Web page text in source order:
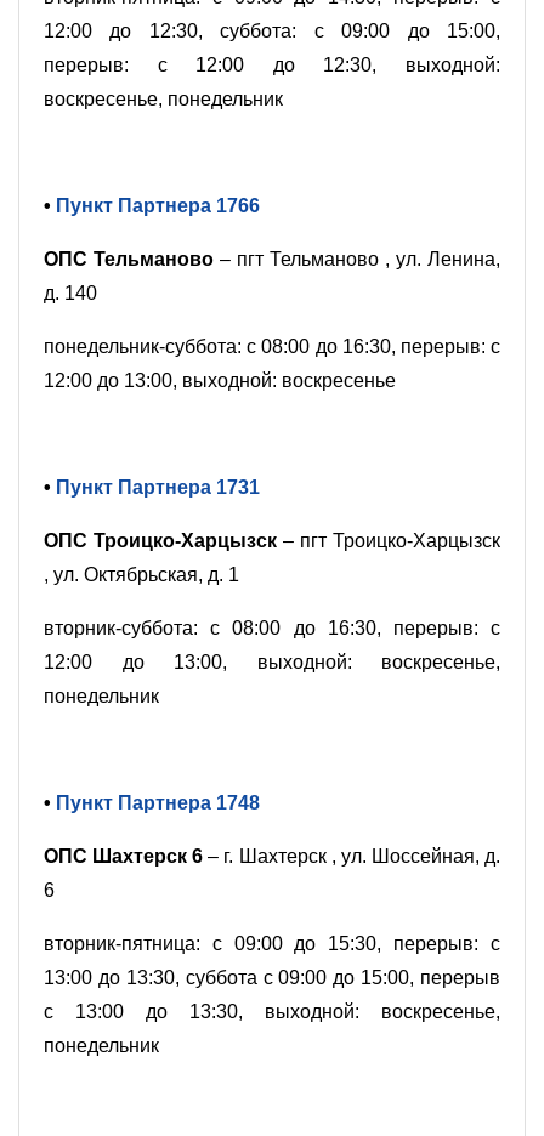
12:00 до 12:30, суббота: с 09:00 до 15:00,
перерыв: с 12:00 до 12:30, выходной:
воскресенье, понедельник
• Пункт Партнера 1766
ОПС Тельманово – пгт Тельманово , ул. Ленина,
д. 140
понедельник-суббота: с 08:00 до 16:30, перерыв: с
12:00 до 13:00, выходной: воскресенье
• Пункт Партнера 1731
ОПС Троицко-Харцызск – пгт Троицко-Харцызск
, ул. Октябрьская, д. 1
вторник-суббота: с 08:00 до 16:30, перерыв: с
12:00 до 13:00, выходной: воскресенье,
понедельник
• Пункт Партнера 1748
ОПС Шахтерск 6 – г. Шахтерск , ул. Шоссейная, д.
6
вторник-пятница: с 09:00 до 15:30, перерыв: с
13:00 до 13:30, суббота с 09:00 до 15:00, перерыв
с 13:00 до 13:30, выходной: воскресенье,
понедельник